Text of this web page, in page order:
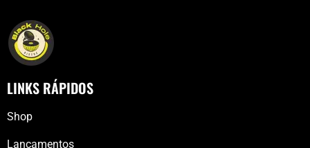
LINKS RÁPIDOS
Shop
Lançamentos